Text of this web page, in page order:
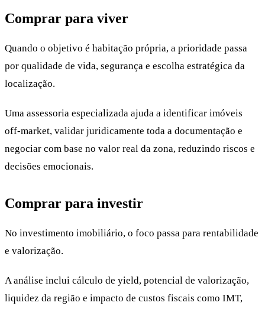
Comprar para viver
Quando o objetivo é habitação própria, a prioridade passa
por qualidade de vida, segurança e escolha estratégica da
localização.
Uma assessoria especializada ajuda a identificar imóveis
off-market, validar juridicamente toda a documentação e
negociar com base no valor real da zona, reduzindo riscos e
decisões emocionais.
Comprar para investir
No investimento imobiliário, o foco passa para rentabilidade
e valorização.
A análise inclui cálculo de yield, potencial de valorização,
liquidez da região e impacto de custos fiscais como IMT,